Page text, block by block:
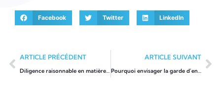
Facebook Twitter LinkedIn
ARTICLE PRÉCÉDENT
Diligence raisonnable en matière de TI. Signification, portée, liste de contrôle
ARTICLE SUIVANT
Pourquoi envisager la garde d’enfants à domicileà Paris ?